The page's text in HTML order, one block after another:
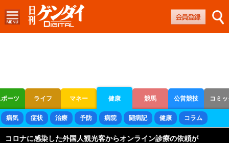
ーツ ライフ マネー 健康 競馬 公営競技 コミ
ボートレース 競輪 オートレース
病気 症状 治療 予防 病院 闘病記 健康 コラム
コロナに感染した外国人観光客からオンライン診療の依頼が